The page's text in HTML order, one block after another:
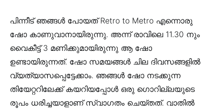
പിന്നീട് ഞങ്ങൾ പോയത് Retro to Metro എന്നൊരു
ഷോ കാണുവാനായിരുന്നു. അന്ന് രാവിലെ 11.30 നും
വൈകീട്ട് 3 മണിക്കുമായിരുന്നു ആ ഷോ
ഉണ്ടായിരുന്നത്. ഷോ സമയങ്ങൾ ചില ദിവസങ്ങളിൽ
വ്യത്യാസപ്പെട്ടേക്കാം. ഞങ്ങൾ ഷോ നടക്കുന്ന
തിയേറ്ററിലേക്ക് കയറിയപ്പോൾ ഒരു ഗൊറില്ലയുടെ
രൂപം ധരിച്ചയാളാണ് സ്വാഗതം ചെയ്തത്. വാതിൽ